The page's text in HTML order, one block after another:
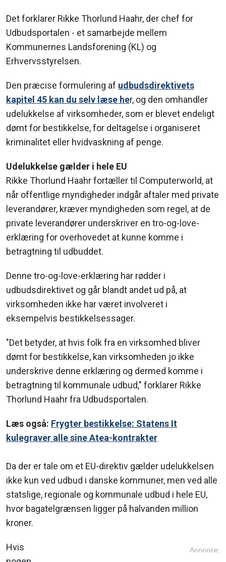
Det forklarer Rikke Thorlund Haahr, der chef for
Udbudsportalen - et samarbejde mellem
Kommunernes Landsforening (KL) og
Erhvervsstyrelsen.
Den præcise formulering af udbudsdirektivets
kapitel 45 kan du selv læse her, og den omhandler
udelukkelse af virksomheder, som er blevet endeligt
dømt for bestikkelse, for deltagelse i organiseret
kriminalitet eller hvidvaskning af penge.
Udelukkelse gælder i hele EU
Rikke Thorlund Haahr fortæller til Computerworld, at
når offentlige myndigheder indgår aftaler med private
leverandører, kræver myndigheden som regel, at de
private leverandører underskriver en tro-og-love-
erklæring for overhovedet at kunne komme i
betragtning til udbuddet.
Denne tro-og-love-erklæring har rødder i
udbudsdirektivet og går blandt andet ud på, at
virksomheden ikke har været involveret i
eksempelvis bestikkelsessager.
"Det betyder, at hvis folk fra en virksomhed bliver
dømt for bestikkelse, kan virksomheden jo ikke
underskrive denne erklæring og dermed komme i
betragtning til kommunale udbud," forklarer Rikke
Thorlund Haahr fra Udbudsportalen.
Læs også: Frygter bestikkelse: Statens It
kulegraver alle sine Atea-kontrakter
Da der er tale om et EU-direktiv gælder udelukkelsen
ikke kun ved udbud i danske kommuner, men ved alle
statslige, regionale og kommunale udbud i hele EU,
hvor bagatelgrænsen ligger på halvanden million
kroner.
Annonce:
Hvis